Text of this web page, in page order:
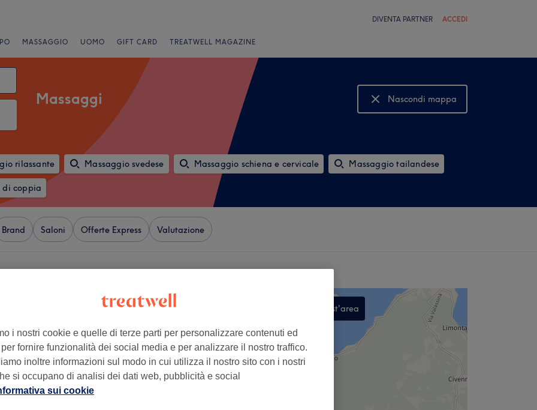
DIVENTA PARTNER ACCEDI
MASSAGGIO UOMO GIFT CARD TREATWELL MAGAZINE
Massaggi
Nascondi mappa
Mostra mappa
rilassante Massaggio svedese Massaggio schiena e cervicale Massaggio tailandese
di coppia
Brand Saloni Offerte Express Valutazione
Milano
di punta
+
Cerca in quest'area
i nostri cookie e quelle di terze parti per personalizzare contenuti ed
fornire funzionalità dei social media e per analizzare il nostro traffico.
inoltre informazioni sul modo in cui utilizza il nostro sito con i nostri
si occupano di analisi dei dati web, pubblicità e social
sui cookie